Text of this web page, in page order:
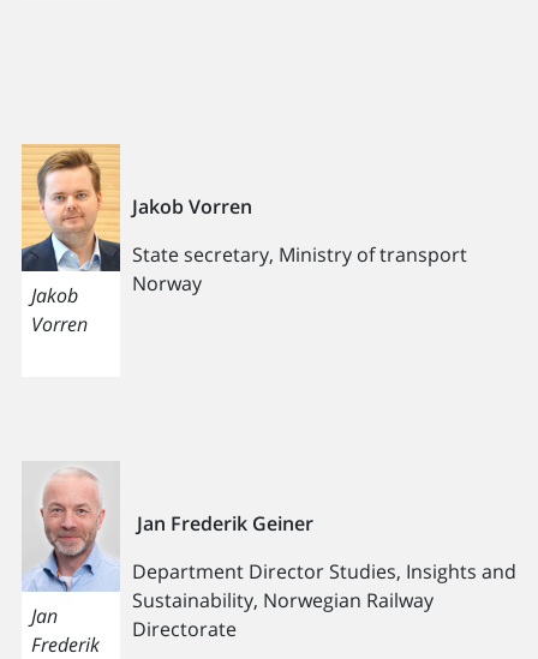
Jakob
Vorren
Jakob Vorren
State secretary, Ministry of transport
Norway
Jan
Frederik
Jan Frederik Geiner
Department Director Studies, Insights and
Sustainability, Norwegian Railway
Directorate